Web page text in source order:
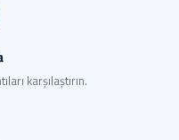
karşılaştırın.